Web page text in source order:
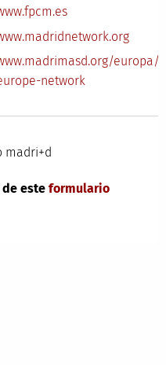
europa/
network
madri+d
de este formulario